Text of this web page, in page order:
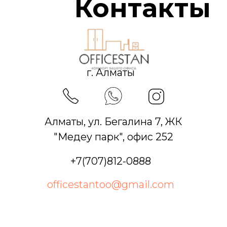
Алматы, ул. Бегалина 7, ЖК
"Медеу парк", офис 252
+7(707)812-0888
officestantoo@gmail.com
г. Алматы